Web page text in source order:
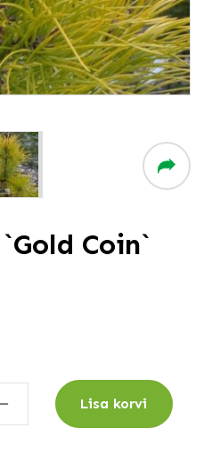
Coin`
Lisa korvi